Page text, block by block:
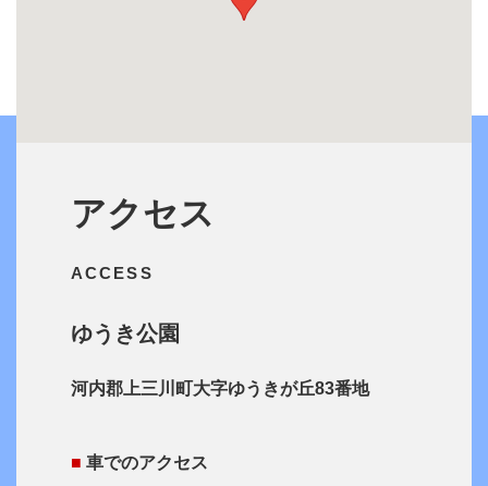
アクセス
ACCESS
ゆうき公園
河内郡上三川町大字ゆうきが丘83番地
■ 車でのアクセス